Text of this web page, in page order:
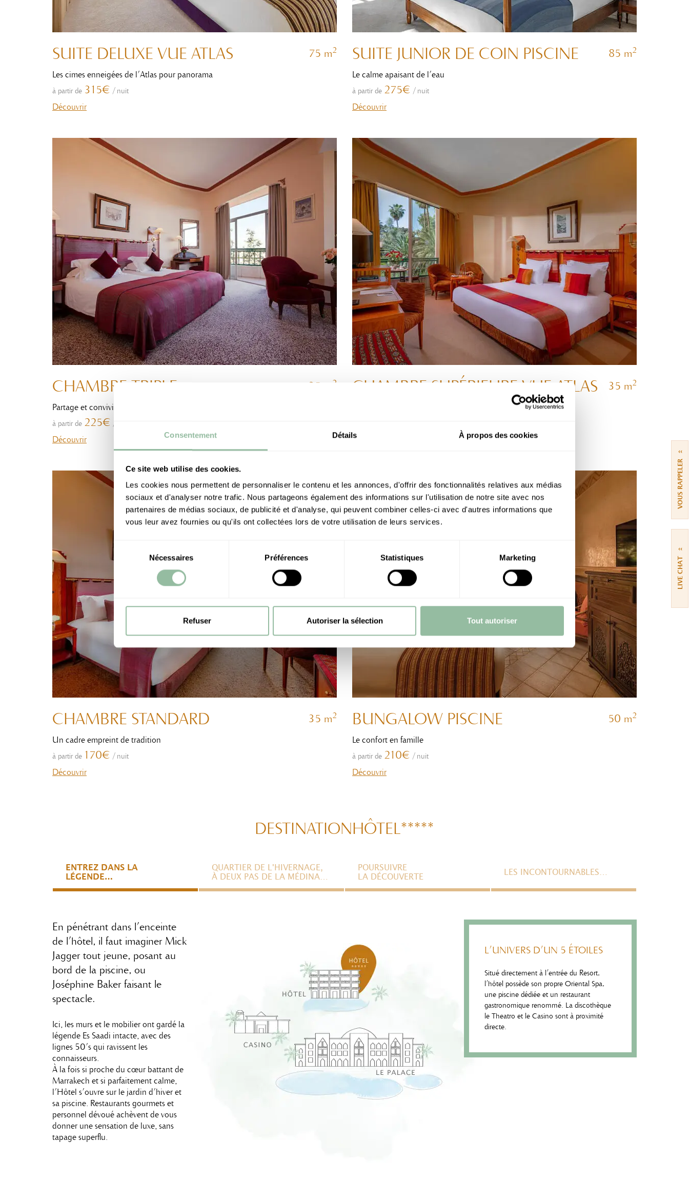
Consentement Détails À propos des cookies
Ce site web utilise des cookies.
Les cookies nous permettent de personnaliser le contenu et les annonces, d'offrir des fonctionnalités relatives aux médias
sociaux et d'analyser notre trafic. Nous partageons également des informations sur l'utilisation de notre site avec nos
partenaires de médias sociaux, de publicité et d'analyse, qui peuvent combiner celles-ci avec d'autres informations que
vous leur avez fournies ou qu'ils ont collectées lors de votre utilisation de leurs services.
du
consentement
Nécessaires Préférences Statistiques Marketing
Refuser Autoriser la sélection Tout autoriser
SUITE DELUXE VUE ATLAS 75 m2
Les cimes enneigées de l’Atlas pour panorama
à partir de 315€ /nuit
Découvrir
SUITE JUNIOR DE COIN PISCINE 85 m2
Le calme apaisant de l’eau
à partir de 275€ /nuit
Découvrir
CHAMBRE TRIPLE 35 m 2
Partage et convivialité
à partir de 225€ /
Découvrir
CHAMBRE SUPÉRIEURE VUE ATLAS 35 m2
Découvrir
CHAMBRE STANDARD 35 m2
Un cadre empreint de tradition
à partir de 170€ /nuit
Découvrir
BUNGALOW PISCINE 50 m2
Le confort en famille
à partir de 210€ /nuit
Découvrir
DESTINATIONHÔTEL*****
ENTREZ DANS LA
LÉGENDE…
En pénétrant dans l’enceinte
de l’hôtel, il faut imaginer Mick
Jagger tout jeune, posant au
bord de la piscine, ou
Joséphine Baker faisant le
spectacle.
Ici, les murs et le mobilier ont gardé la
légende Es Saadi intacte, avec des
lignes 50’s qui ravissent les
connaisseurs.
À la fois si proche du cœur battant de
Marrakech et si parfaitement calme,
l’Hôtel s’ouvre sur le jardin d’hiver et
sa piscine. Restaurants gourmets et
personnel dévoué achèvent de vous
donner une sensation de luxe, sans
tapage superflu.
L’UNIVERS D’UN 5 ÉTOILES
Situé directement à l’entrée du Resort,
l’hôtel possède son propre Oriental Spa,
une piscine dédiée et un restaurant
gastronomique renommé. La discothèque
le Theatro et le Casino sont à proximité
directe.
QUARTIER DE L'HIVERNAGE,
À DEUX PAS DE LA MÉDINA…
POURSUIVRE
LA DÉCOUVERTE
LES INCONTOURNABLES…
LIVE CHAT
››
VOUS RAPPELER
››